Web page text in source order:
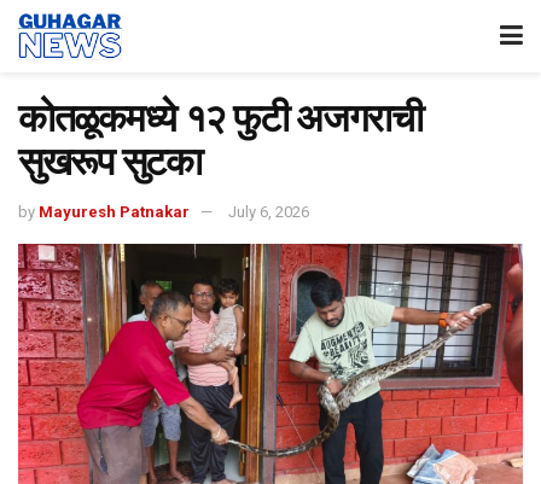
कोतळूकमध्ये १२ फुटी अजगराची
सुखरूप सुटका
by Mayuresh Patnakar July 6, 2026